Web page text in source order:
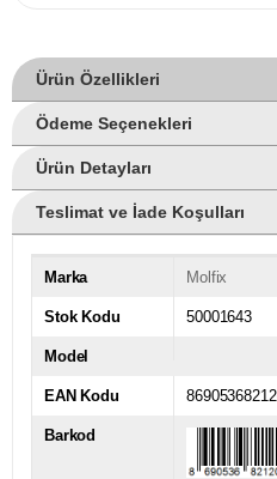
Ürün Özellikleri
Ödeme Seçenekleri
Ürün Detayları
Teslimat ve İade Koşulları
Marka Molfix
Stok Kodu 50001643
Model
EAN Kodu
Barkod